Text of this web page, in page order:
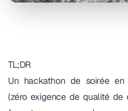
TL;DR
Un hackathon de soirée en
(zéro exigence de qualité de